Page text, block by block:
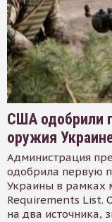
США одобрили
оружия
Администрация
одобрила первую
Украины в рамках
Requirements List.
на два источника,